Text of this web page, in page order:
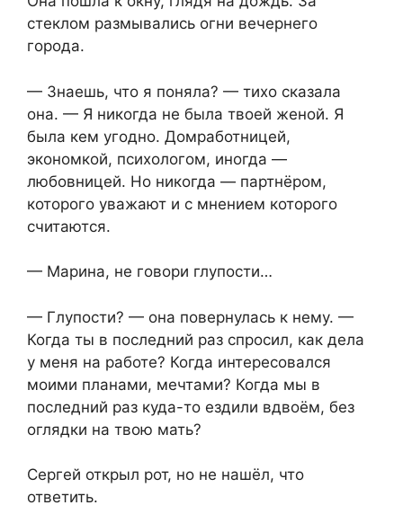
стеклом размывались огни вечернего
города.
— Знаешь, что я поняла? — тихо сказала
она. — Я никогда не была твоей женой. Я
была кем угодно. Домработницей,
экономкой, психологом, иногда —
любовницей. Но никогда — партнёром,
которого уважают и с мнением которого
считаются.
— Марина, не говори глупости…
— Глупости? — она повернулась к нему. —
Когда ты в последний раз спросил, как дела
у меня на работе? Когда интересовался
моими планами, мечтами? Когда мы в
последний раз куда-то ездили вдвоём, без
оглядки на твою мать?
Сергей открыл рот, но не нашёл, что
ответить.